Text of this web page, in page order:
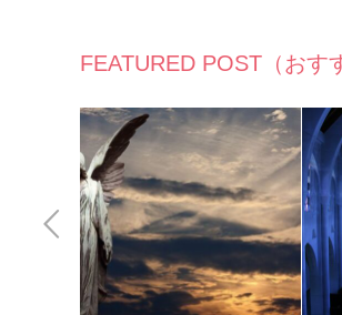
FEATURED POST（おす